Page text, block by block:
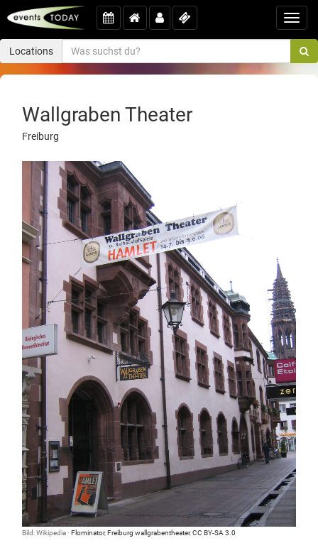
Locations
Wallgraben Theater
Freiburg
Bild: Wikipedia · Flominator,Freiburg wallgrabentheater,CC BY-SA 3.0